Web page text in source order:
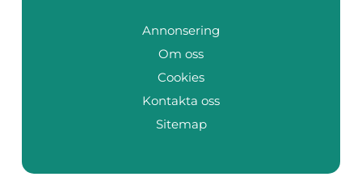
Annonsering
Om oss
Cookies
Kontakta oss
Sitemap